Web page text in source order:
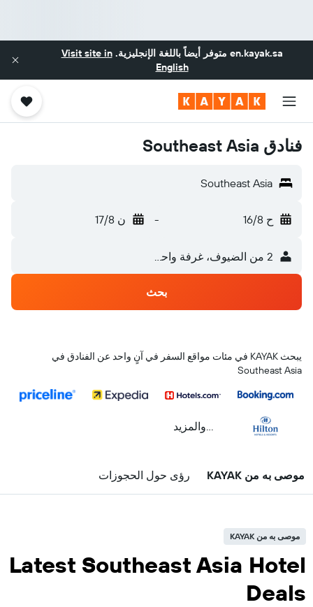
en.kayak.sa متوفر أيضاً باللغة الإنجليزية.Visit site in
English
فنادق Southeast Asia
Southeast Asia
ح 16/8 - ن 17/8
2 من الضيوف، غرفة واحدة
بحث
يبحث KAYAK في مئات مواقع السفر في آنٍ واحد عن الفنادق في
Southeast Asia
...والمزيد
موصى به من KAYAK رؤى حول الحجوزات
موصى به من KAYAK
Latest Southeast Asia Hotel
Deals